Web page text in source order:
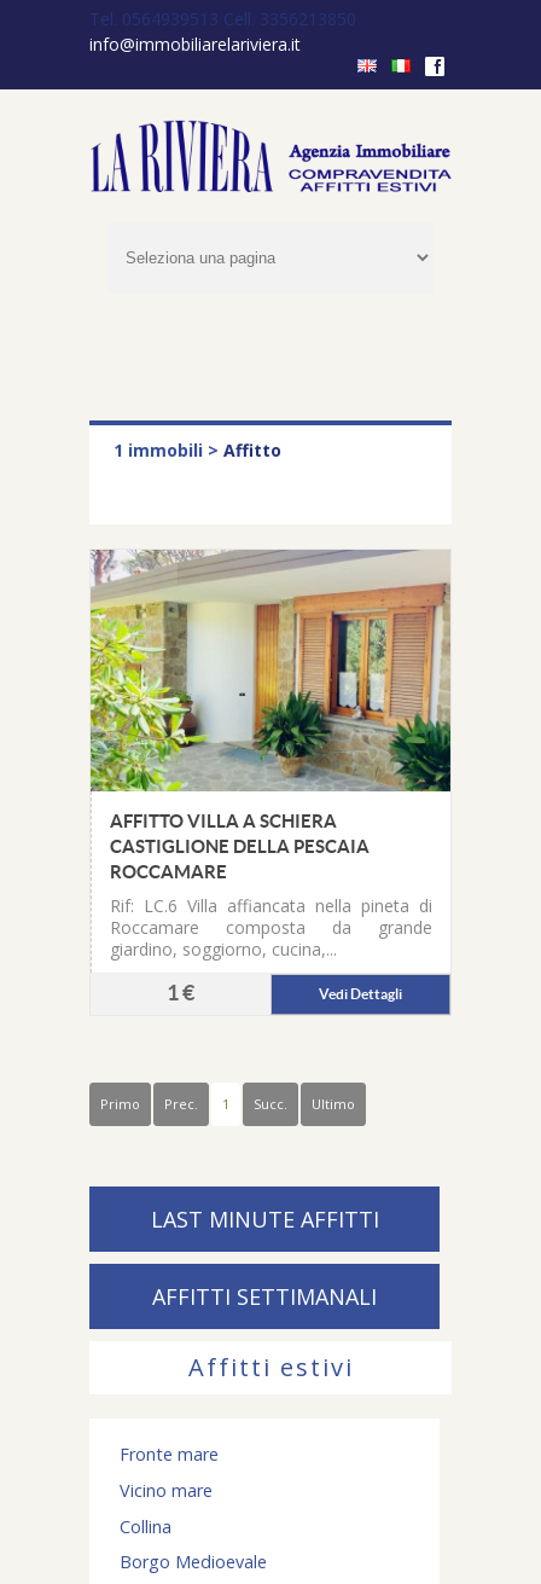
Tel. 0564939513 Cell. 3356213850
info@immobiliarelariviera.it
f
1 immobili > Affitto
AFFITTO VILLA A SCHIERA
CASTIGLIONE DELLA PESCAIA
ROCCAMARE
Rif: LC.6 Villa affiancata nella pineta di
Roccamare composta da grande
giardino, soggiorno, cucina,...
1 €
Vedi Dettagli
Primo Prec. 1 Succ. Ultimo
LAST MINUTE AFFITTI
AFFITTI SETTIMANALI
Affitti estivi
Fronte mare
Vicino mare
Collina
Borgo Medioevale